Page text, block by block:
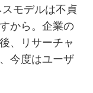
モデルは不貞
から。企業の
、リサーチャ
今度はユーザ